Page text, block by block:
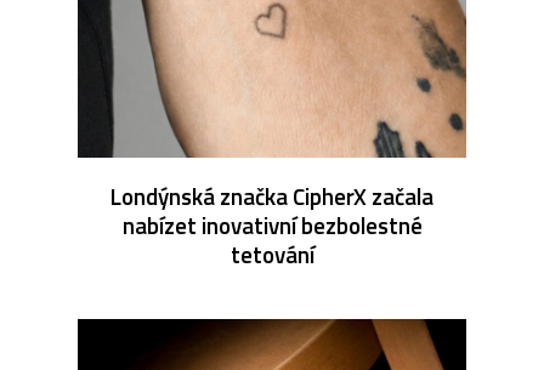
Londýnská značka CipherX začala
nabízet inovativní bezbolestné
tetování